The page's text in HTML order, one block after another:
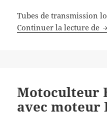
Tubes de transmission
Continuer la lecture de
Motoculteur
avec moteur